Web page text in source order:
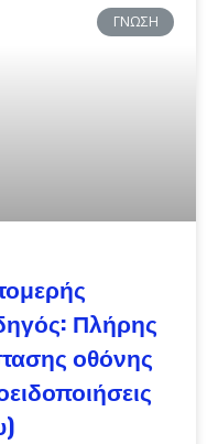
ΓΝΏΣΗ
Πλήρης
οθόνης